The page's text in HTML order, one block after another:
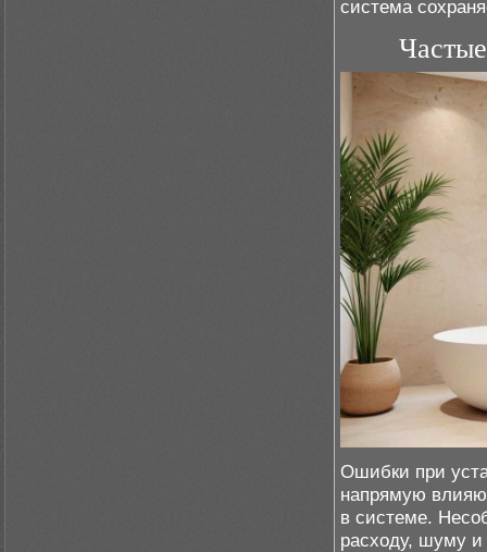
система
Ошибки при
напрямую
в системе.
расходу, шуму и